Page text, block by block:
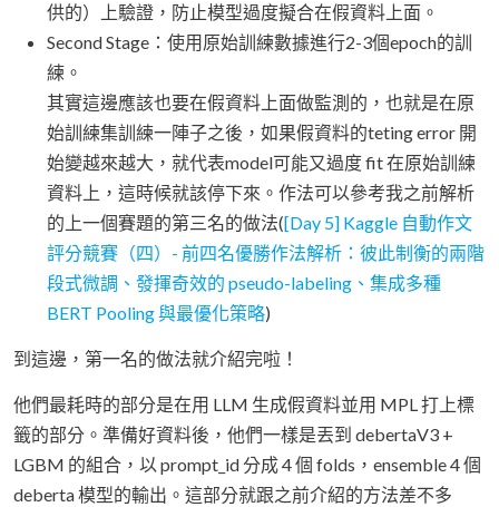
供的）上驗證，防止模型過度擬合在假資料上面。
Second Stage：使用原始訓練數據進行2-3個epoch的訓
練。
其實這邊應該也要在假資料上面做監測的，也就是在原
始訓練集訓練一陣子之後，如果假資料的teting error 開
始變越來越大，就代表model可能又過度 fit 在原始訓練
資料上，這時候就該停下來。作法可以參考我之前解析
的上一個賽題的第三名的做法([Day 5] Kaggle 自動作文
評分競賽（四）- 前四名優勝作法解析：彼此制衡的兩階
段式微調、發揮奇效的 pseudo-labeling、集成多種
BERT Pooling 與最優化策略)
到這邊，第一名的做法就介紹完啦！
他們最耗時的部分是在用 LLM 生成假資料並用 MPL 打上標
籤的部分。準備好資料後，他們一樣是丟到 debertaV3 +
LGBM 的組合，以 prompt_id 分成 4 個 folds，ensemble 4 個
deberta 模型的輸出。這部分就跟之前介紹的方法差不多